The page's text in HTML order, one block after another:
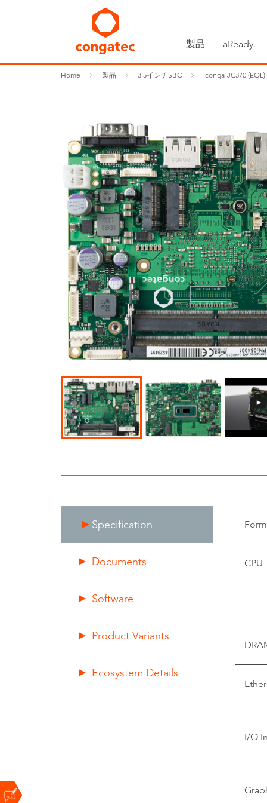
製品 aReady.
Home 製品 3.5インチSBC conga-JC370 (EOL)
Specification
Documents
Software
Product Variants
Ecosystem Details
CPU
I/O